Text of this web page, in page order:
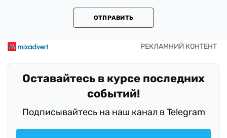
ОТПРАВИТЬ
Оставайтесь в курсе последних
событий!
Подписывайтесь на наш канал в Telegram